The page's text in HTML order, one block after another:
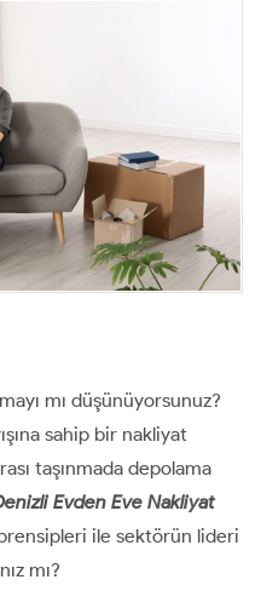
mı düşünüyorsunuz?
sahip bir nakliyat
taşınmada depolama
Evden Eve Nakliyat
ile sektörün lideri
mı?